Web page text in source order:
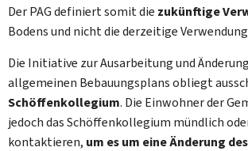
Der PAG definiert somit die zukünftige
Bodens und nicht die derzeitige
Die Initiative zur Ausarbeitung und
allgemeinen Bebauungsplans obliegt
Schöffenkollegium. Die Einwohner der
jedoch das Schöffenkollegium mündlich
kontaktieren, um es um eine Änderung